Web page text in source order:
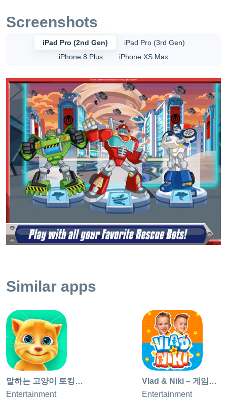
가장 서사적인 모험이 기다리고 있어요. • Griffin Rock 등 주
요 네 도시에서 흥미로운 임무를 완수하세요. • Bot 모드에서
특수 점프력을 이용하여 시민들을 구하세요. • 자동차 모드에
서 빨리 탑승하여 사악한 Morbot을 잡으세요. • Energon을 수
토네이도를 벗어나세요! • 유성우, 번개, 빙하 해일 및 버려진
차들을 피하세요! • Rescue Bots과 협력하여 Morbot King을
파괴하세요. • 사악한 Disaster Machine을 제거하고 세계를
구하세요. • 보너스: Optimus Prime, Bumblebee 및
Quickshadow로 플레이하세요! 각각 자체 모드와 파워 업이
있는 7가지 RESCUE BOTS • HEATWAVE: Fire-Bot, 아파토
사우루스 워터 블라스트 포함 • CHASE: Police-Bot, 스테고
사우루스 실드 포함 • BLADES: Copter-Bot, 익룡 토네이도
포함 • BOULDER: Construction-Bot, 트리케라톱스 배터링
램 포함 • OPTIMUS PRIME: Autobot 리더, 티렉스 로어 포함
• BUMBLEBEE: 전설적인 Autobot 스카우트, 렙터 립 포함 •
QUICKSHADOW: Spy-Bot과 새 구성원, 대싱 슬래시 포함
정책 및 광고 Budge Studios는 자녀의 사생활을 매우 중요하
게 생각하며 개인정보 보호법을 엄격하게 준수하고 있습니
다. 본 앱은 ""ESRB (Entertainment Software Rating Board)
(https://budgestudios.com/en/legal/privacy-policy/)을 확인하
시거나 데이터 보호 관리자(privacy@budgestudios.ca)에게
용하실 수 있으나 일부 컨텐츠는 인앱 구매를 통해서만 이용
할 수 있다는 점을 확인해주십시오. 인앱 구매는 실제 돈을 지
불해야 하며 귀하의 계정으로 대금이 청구됩니다. 인앱 구매
기능을 비활성화하거나 조정하시려면 기기 설정을 변경해주
십시오. 이 앱에는 본사와 본사의 파트너 및 서드 파티가 퍼블
리싱하는 다른 앱에 관련된 Budge Studios의 문맥 광고가 포
함될 수 있습니다 (광고를 보고 보상을 받는 옵션 포함).
Screenshots
iPad Pro (2nd Gen)
iPad Pro (3rd Gen)
iPhone 8 Plus
iPhone XS Max
Similar apps
말하는 고양이 토킹진저 (아이패드용)
Entertainment
Vlad & Niki – 게임과 영상
Entertainment